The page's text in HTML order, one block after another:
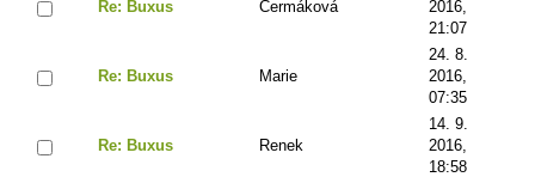
Re: Buxus Čermáková
2016,
21:07
Re: Buxus Marie
24. 8.
2016,
07:35
Re: Buxus Renek
14. 9.
2016,
18:58